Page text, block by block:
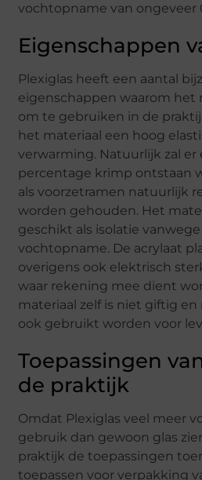
vochtopname van ongeveer
Eigenschappen
Plexiglas heeft een aantal
eigenschappen waarom het
om te gebruiken in de
het materiaal een hoog
verwarming. Natuurlijk zal er
percentage krimp ontstaan
als voorzetramen natuurlijk
worden gehouden. Het
geschikt als isolatie
vochtopname. De acrylaat
overigens ook elektrisch
waar rekening mee dient
materiaal zelf is niet giftig
ook gebruikt worden voor
Toepassingen
de praktijk
Omdat Plexiglas veel meer
gebruik dan gewoon glas
praktijk de toepassingen
toepassen voor verpakking